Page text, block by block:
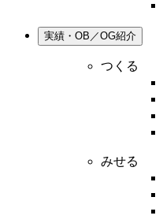
実績・OB／OG紹介
つくる
みせる